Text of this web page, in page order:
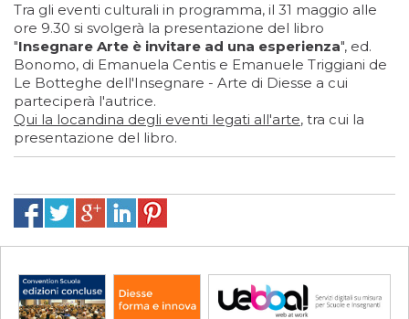
Tra gli eventi culturali in programma, il 31 maggio alle
ore 9.30 si svolgerà la presentazione del libro
"Insegnare Arte è invitare ad una esperienza", ed.
Bonomo, di Emanuela Centis e Emanuele Triggiani de
Le Botteghe dell'Insegnare - Arte di Diesse a cui
parteciperà l'autrice.
Qui la locandina degli eventi legati all'arte, tra cui la
presentazione del libro.